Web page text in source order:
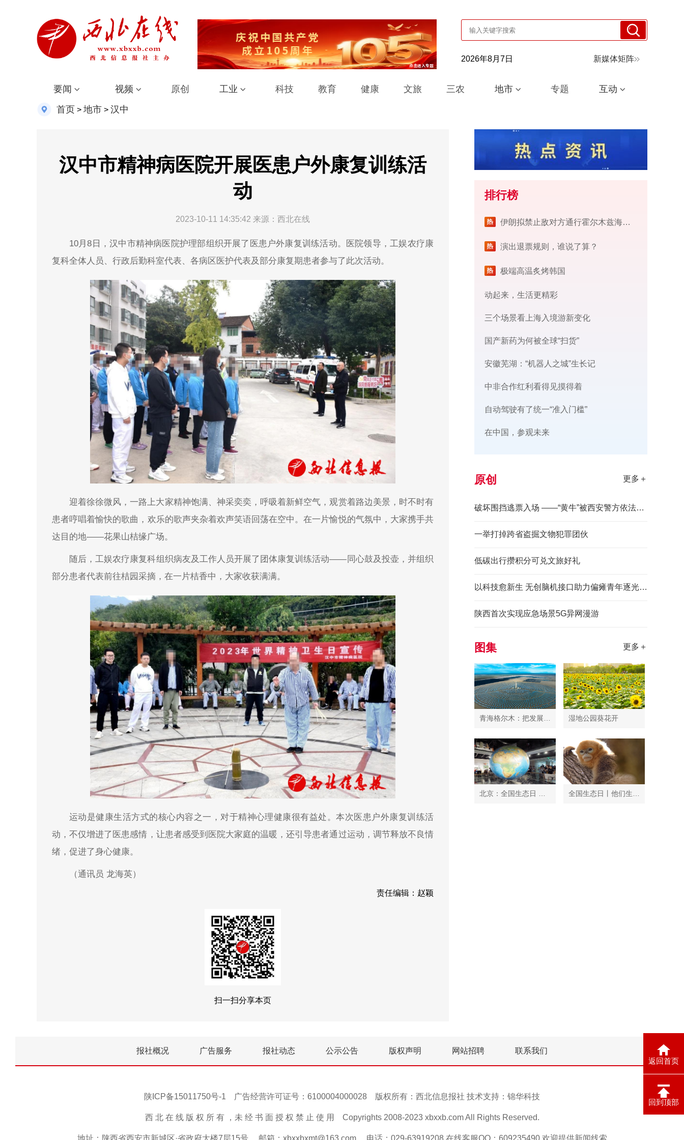
返回首页
回到顶部
2026年8月7日 新媒体矩阵
要闻 视频 原创 工业 科技 教育 健康 文旅 三农 地市 专题 互动
首页 > 地市 > 汉中
汉中市精神病医院开展医患户外康复训练活
动
2023-10-11 14:35:42 来源：西北在线
10月8日，汉中市精神病医院护理部组织开展了医患户外康复训练活动。医院领导，工娱农疗康
复科全体人员、行政后勤科室代表、各病区医护代表及部分康复期患者参与了此次活动。
迎着徐徐微风，一路上大家精神饱满、神采奕奕，呼吸着新鲜空气，观赏着路边美景，时不时有
患者哼唱着愉快的歌曲，欢乐的歌声夹杂着欢声笑语回荡在空中。在一片愉悦的气氛中，大家携手共
达目的地——花果山桔缘广场。
随后，工娱农疗康复科组织病友及工作人员开展了团体康复训练活动——同心鼓及投壶，并组织
部分患者代表前往桔园采摘，在一片桔香中，大家收获满满。
运动是健康生活方式的核心内容之一，对于精神心理健康很有益处。本次医患户外康复训练活
动，不仅增进了医患感情，让患者感受到医院大家庭的温暖，还引导患者通过运动，调节释放不良情
绪，促进了身心健康。
（通讯员 龙海英）
责任编辑：赵颖
扫一扫分享本页
排行榜
伊朗拟禁止敌对方通行霍尔木兹海峡 对违规者重罚
演出退票规则，谁说了算？
极端高温炙烤韩国
动起来，生活更精彩
三个场景看上海入境游新变化
国产新药为何被全球“扫货”
安徽芜湖：“机器人之城”生长记
中非合作红利看得见摸得着
自动驾驶有了统一“准入门槛”
在中国，参观未来
原创 更多＋
破坏围挡逃票入场 ——“黄牛”被西安警方依法拘留
一举打掉跨省盗掘文物犯罪团伙
低碳出行攒积分可兑文旅好礼
以科技愈新生 无创脑机接口助力偏瘫青年逐光前行
陕西首次实现应急场景5G异网漫游
图集 更多＋
湿地公园葵花开
报社概况 广告服务 报社动态 公示公告 版权声明 网站招聘 联系我们
陕ICP备15011750号-1 广告经营许可证号：6100004000028 版权所有：西北信息报社 技术支持： 锦华科技
西 北 在 线 版 权 所 有 ，未 经 书 面 授 权 禁 止 使 用 Copyrights 2008-2023 xbxxb.com All Rights Reserved.